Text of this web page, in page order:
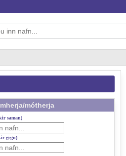
mótherja
saman)
gegn)